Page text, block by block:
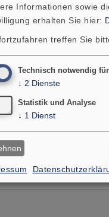
Informationen sowie
erhalten Sie hier:
treffen Sie
Technisch notwendig
↓ 2 Dienste
Statistik und Analyse
↓ 1 Dienst